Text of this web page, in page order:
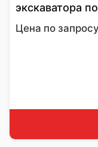
экскаватора
Цена по запросу